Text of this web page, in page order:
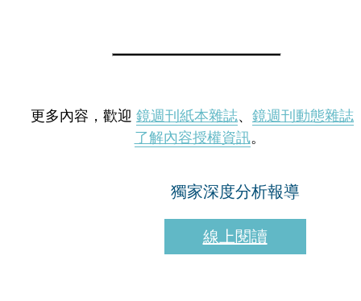
更多內容，歡迎 鏡週刊紙本雜誌、 鏡週刊動態雜誌
了解內容授權資訊。
獨家深度分析報導
線上閱讀